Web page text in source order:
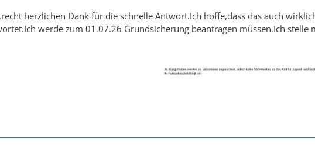
herzlichen Dank für die schnelle Antwort.Ich hoffe,dass das auch
werde zum 01.07.26 Grundsicherung beantragen müssen.Ich stelle